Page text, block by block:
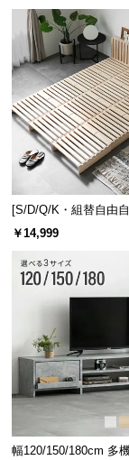
[S/D/Q/K・組替自由
ベッド 8/12/16枚セット
￥14,999
幅120/150/180cm 多